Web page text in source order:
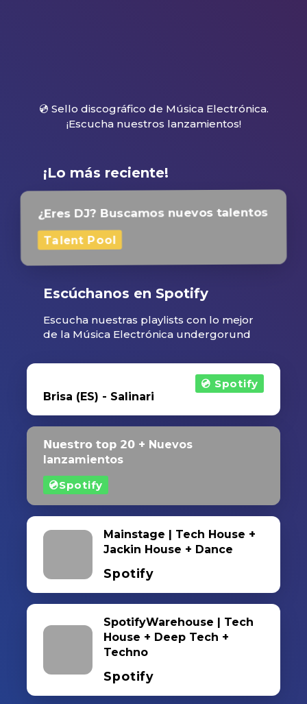
💿 Sello discográfico de Música Electrónica.
¡Escucha nuestros lanzamientos!
¡Lo más reciente!
¿Eres DJ? Buscamos nuevos talentos
Talent Pool
Escúchanos en Spotify
Escucha nuestras playlists con lo mejor
de la Música Electrónica undergorund
Brisa (ES) - Salinari
💿 Spotify
𝗡𝘂𝗲𝘀𝘁𝗿𝗼 𝘁𝗼𝗽 𝟮𝟬 + Nuevos
lanzamientos
💿Spotify
Mainstage | Tech House +
Jackin House + Dance
Spotify
SpotifyWarehouse | Tech
House + Deep Tech +
Techno
Spotify